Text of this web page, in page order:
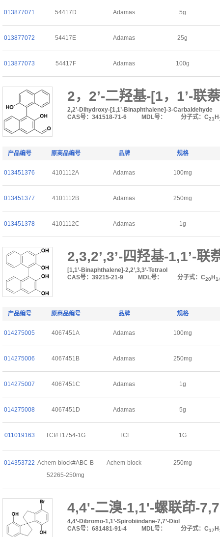
013877071 54417D Adamas 5g
013877072 54417E Adamas 25g
013877073 54417F Adamas 100g
2，2’-二羟基-[1，1’-联
2,2’-Dihydroxy-[1,1’-Binaphthalene]-3-Carbaldehyde
CAS号：341518-71-6
MDL号： 分子式：C21H
产品编号 原商品编号 品牌 规格
013451376 4101112A Adamas 100mg
013451377 4101112B Adamas 250mg
013451378 4101112C Adamas 1g
2,3,2’,3’-四羟基-1,1’-联
[1,1’-Binaphthalene]-2,2’,3,3’-Tetraol
CAS号：39215-21-9
MDL号： 分子式：C20 H
产品编号 原商品编号 品牌 规格
014275005 4067451A Adamas 100mg
014275006 4067451B Adamas 250mg
014275007 4067451C Adamas 1g
014275008 4067451D Adamas 5g
011019163 TCI#T1754-1G TCI 1G
014353722 Achem-block#ABC-B
52265-250mg
Achem-block 250mg
4,4'-二溴-1,1'-螺联茚-
4,4’-Dibromo-1,1’-Spirobiindane-7,7’-Diol
CAS号：681481-91-4
MDL号： 分子式：C17 H